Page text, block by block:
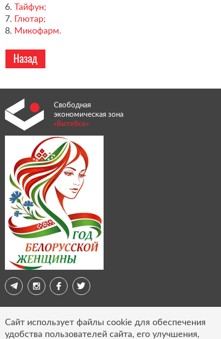
6. Тайфун;
7. Глютар;
8. Микофарм.
Назад
Свободная
экономическая зона
«Витебск»
© 2026 Свободная экономическая зона «Витебск»
Сайт использует файлы cookie для обеспечения
удобства пользователей сайта, его улучшения,